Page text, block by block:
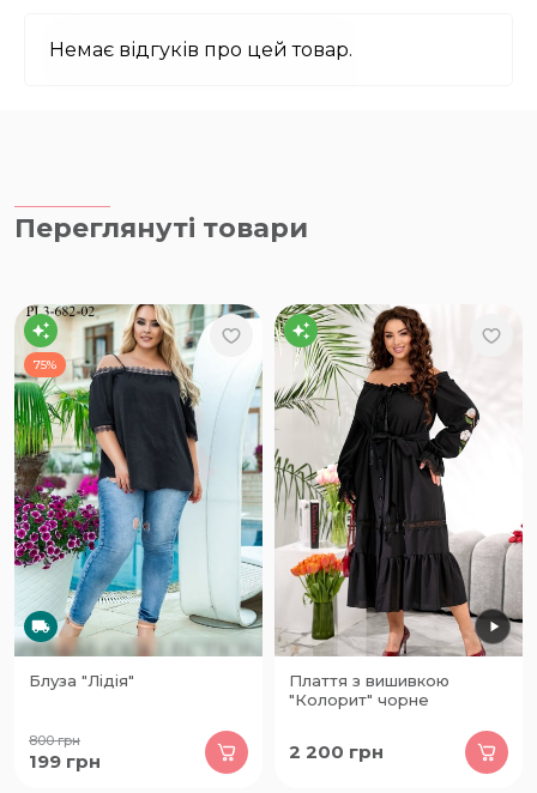
Немає відгуків про цей товар.
Переглянуті товари
75%
Блуза "Лідія"
800грн
199 грн
Плаття з вишивкою
"Колорит" чорне
2 200 грн